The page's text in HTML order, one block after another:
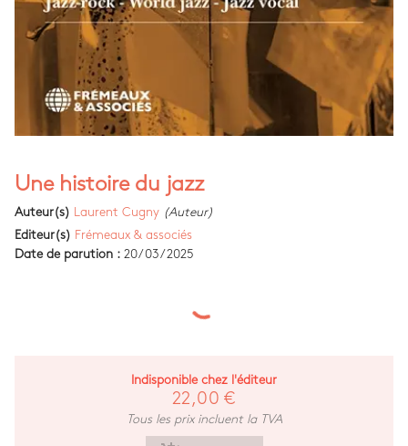
Une histoire du jazz
Auteur(s) Laurent Cugny (Auteur)
Editeur(s) Frémeaux & associés
Date de parution : 20/03/2025
Indisponible chez l'éditeur
22,00 €
Tous les prix incluent la TVA